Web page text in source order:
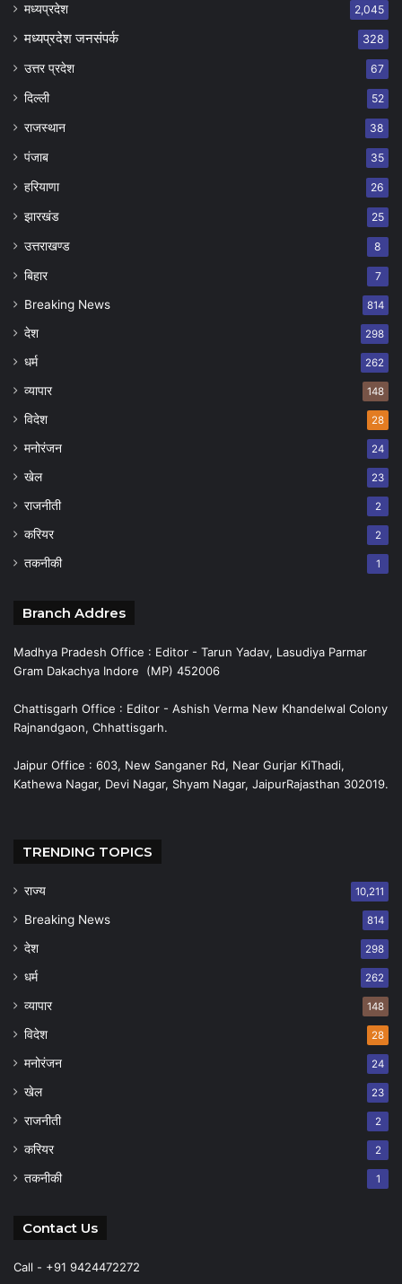
मध्यप्रदेश 2,045
मध्यप्रदेश जनसंपर्क 328
उत्तर प्रदेश 67
दिल्ली 52
राजस्थान 38
पंजाब 35
हरियाणा 26
झारखंड 25
उत्तराखण्ड 8
बिहार 7
Breaking News 814
देश 298
धर्म 262
व्यापार 148
विदेश 28
मनोरंजन 24
खेल 23
राजनीती 2
करियर 2
तकनीकी 1
Branch Addres
Madhya Pradesh Office : Editor - Tarun Yadav, Lasudiya Parmar
Gram Dakachya Indore (MP) 452006
Chattisgarh Office : Editor - Ashish Verma New Khandelwal Colony
Rajnandgaon, Chhattisgarh.
Jaipur Office : 603, New Sanganer Rd, Near Gurjar KiThadi,
Kathewa Nagar, Devi Nagar, Shyam Nagar, JaipurRajasthan 302019.
TRENDING TOPICS
राज्य 10,211
Breaking News 814
देश 298
धर्म 262
व्यापार 148
विदेश 28
मनोरंजन 24
खेल 23
राजनीती 2
करियर 2
तकनीकी 1
Contact Us
Call - +91 9424472272